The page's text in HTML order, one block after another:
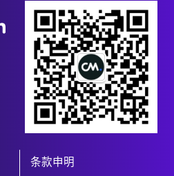
条款申明